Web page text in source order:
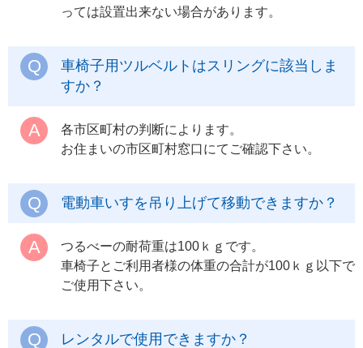
っては設置出来ない場合があります。
車椅子用ツルベルトはスリングに該当しま
すか？
各市区町村の判断によります。
お住まいの市区町村窓口にてご確認下さい。
電動車いすを吊り上げて移動できますか？
つるべーの耐荷重は100ｋｇです。
車椅子とご利用者様の体重の合計が100ｋｇ以下で
ご使用下さい。
レンタルで使用できますか？